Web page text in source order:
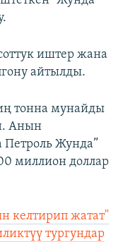
иштер жана
айтылды.
тонна мунайды
Анын
Петроль Жунда”
миллион доллар
келтирип жатат"
тургундар